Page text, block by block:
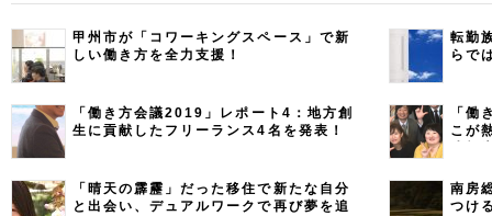
甲州市が「コワーキングスペース」で新
しい働き方を全力支援！
転勤
らで
「働き方会議2019」レポート4：地方創
生に貢献したフリーランス4名を発表！
「働
こが
「晴天の霹靂」だった移住で新たな自分
と出会い、デュアルワークで再び夢を追
南房
つけ